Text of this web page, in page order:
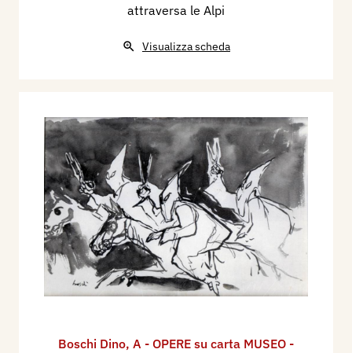
attraversa le Alpi
Visualizza scheda
Boschi Dino, A - OPERE su carta MUSEO -